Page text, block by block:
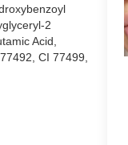
2
Acid,
CI 77499,